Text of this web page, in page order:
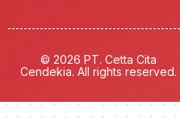
© 2026 PT. Cetta Cita
Cendekia. All rights reserved.